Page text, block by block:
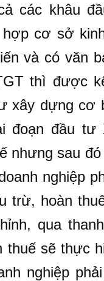
các khâu
cơ sở
và có văn
thì được
xây dựng cơ
đoạn đầu tư
nhưng sau
nghiệp
trừ, hoàn
qua
thuế sẽ thực
nghiệp